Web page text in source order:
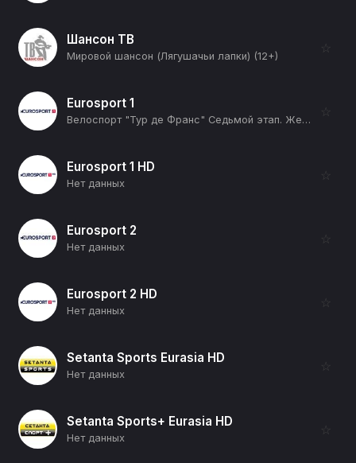
Шансон ТВ
Мировой шансон (Лягушачьи лапки) (12+)
☆
Eurosport 1
Велоспорт "Тур де Франс" Седьмой этап. Женщины (12+)
☆
Eurosport 1 HD
Нет данных
☆
Eurosport 2
Нет данных
☆
Eurosport 2 HD
Нет данных
☆
Setanta Sports Eurasia HD
Нет данных
☆
Setanta Sports+ Eurasia HD
Нет данных
☆